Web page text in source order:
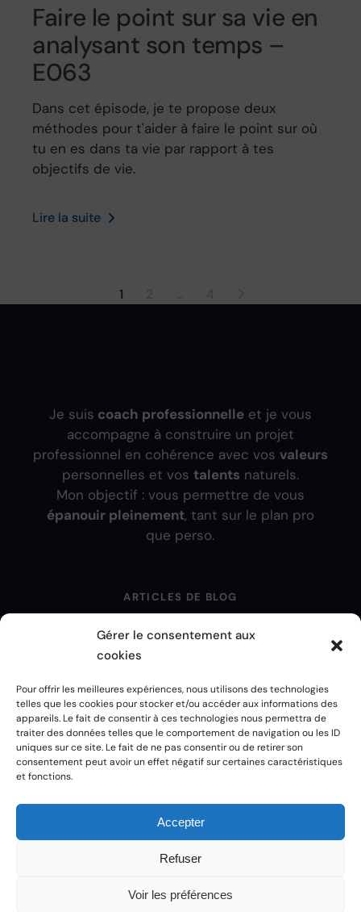
Gérer le consentement aux
cookies
Pour offrir les meilleures expériences, nous utilisons des technologies
telles que les cookies pour stocker et/ou accéder aux informations des
appareils. Le fait de consentir à ces technologies nous permettra de
traiter des données telles que le comportement de navigation ou les ID
uniques sur ce site. Le fait de ne pas consentir ou de retirer son
consentement peut avoir un effet négatif sur certaines caractéristiques
et fonctions.
Accepter
Refuser
Voir les préférences
Faire le point sur sa vie en
analysant son temps –
E063
Dans cet épisode, je te propose deux
méthodes pour t'aider à faire le point sur où
tu en es dans ta vie par rapport à tes
objectifs de vie.
Lire la suite
1
Je suis coach professionnelleet je vous
accompagne à construire un projet
professionnel en cohérence avec vos valeurs
personnelles et vos talents naturels.
Mon objectif : vous permettre de vous
épanouir pleinement, tant sur le plan pro
que perso.
ARTICLES DE BLOG
LE PODCAST
LA CHAÎNE YOUTUBE
CLARTÉ & DÉCOUVERTE
COACHING INDIVIDUEL
ENGAGEMENT PERSONNEL
POLITIQUE DE CONFIDENTIALITÉ
POLITIQUE DE COOKIES
CGV